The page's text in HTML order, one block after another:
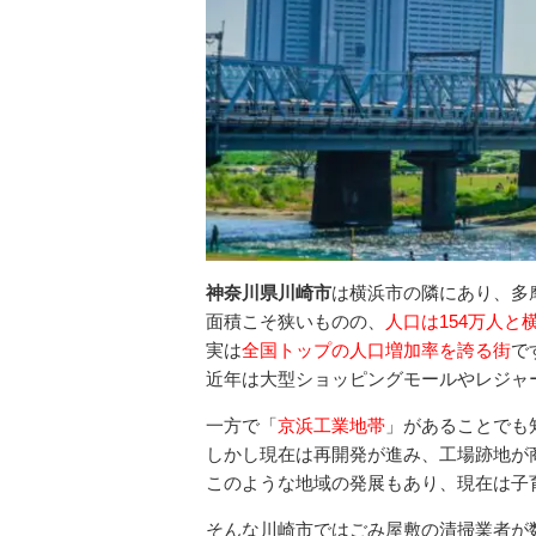
神奈川県川崎市は横浜市の隣にあり、
面積こそ狭いものの、
人口は154万人と
実は全国トップの人口増加率を誇る街で
近年は大型ショッピングモールやレジ
一方で「京浜工業地帯 」があることで
しかし現在は再開発が進み、工場跡地
このような地域の発展もあり、現在は
そんな川崎市ではごみ屋敷の清掃業者